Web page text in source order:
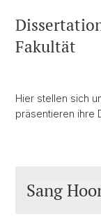
Fakultät
Hier stellen sich
präsentieren ihre
Sang